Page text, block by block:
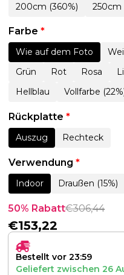
200cm (360%)
250cm
Farbe *
Wie auf dem Foto
Grün
Rot Rosa
Hellblau
Vollfarbe
Rückplatte *
Auszug Rechteck
Verwendung *
Indoor Draußen (15%)
50% Rabatt€306,44
€153,22
Bestellt vor 23:59
Geliefert zwischen 26